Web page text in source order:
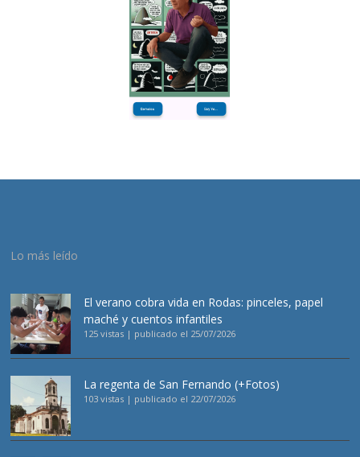
Lo más leído
El verano cobra vida en Rodas: pinceles, papel
maché y cuentos infantiles
125 vistas | publicado el 25/07/2026
La regenta de San Fernando (+Fotos)
103 vistas | publicado el 22/07/2026